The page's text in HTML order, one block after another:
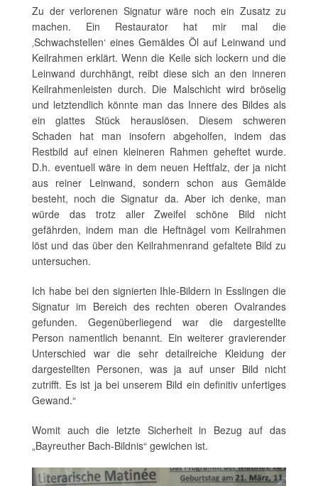
Zu der verlorenen Signatur wäre noch ein Zusatz zu
machen. Ein Restaurator hat mir mal die
‚Schwachstellen‘ eines Gemäldes Öl auf Leinwand und
Keilrahmen erklärt. Wenn die Keile sich lockern und die
Leinwand durchhängt, reibt diese sich an den inneren
Keilrahmenleisten durch. Die Malschicht wird bröselig
und letztendlich könnte man das Innere des Bildes als
ein glattes Stück herauslösen. Diesem schweren
Schaden hat man insofern abgeholfen, indem das
Restbild auf einen kleineren Rahmen geheftet wurde.
D.h. eventuell wäre in dem neuen Heftfalz, der ja nicht
aus reiner Leinwand, sondern schon aus Gemälde
besteht, noch die Signatur da. Aber ich denke, man
würde das trotz aller Zweifel schöne Bild nicht
gefährden, indem man die Heftnägel vom Keilrahmen
löst und das über den Keilrahmenrand gefaltete Bild zu
untersuchen.
Ich habe bei den signierten Ihle-Bildern in Esslingen die
Signatur im Bereich des rechten oberen Ovalrandes
gefunden. Gegenüberliegend war die dargestellte
Person namentlich benannt. Ein weiterer gravierender
Unterschied war die sehr detailreiche Kleidung der
dargestellten Personen, was ja auf unser Bild nicht
zutrifft. Es ist ja bei unserem Bild ein definitiv unfertiges
Gewand.“
Womit auch die letzte Sicherheit in Bezug auf das
„Bayreuther Bach-Bildnis“ gewichen ist.